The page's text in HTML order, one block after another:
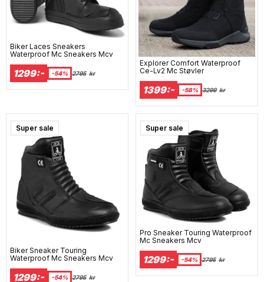
Biker Laces Sneakers
Waterproof Mc Sneakers Mcv
1299:- -54% 2795 kr
Explorer Comfort Waterproof
Ce-Lv2 Mc Støvler
1399:- -58% 3299 kr
Super sale
Biker Sneaker Touring
Waterproof Mc Sneakers Mcv
1299:- -54% 2795 kr
Super sale
Pro Sneaker Touring Waterproof
Mc Sneakers Mcv
1299:- -54% 2795 kr